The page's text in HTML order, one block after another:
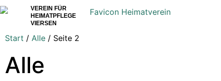
VEREIN FÜR
HEIMATPFLEGE
VIERSEN
Start / Alle / Seite 2
Alle